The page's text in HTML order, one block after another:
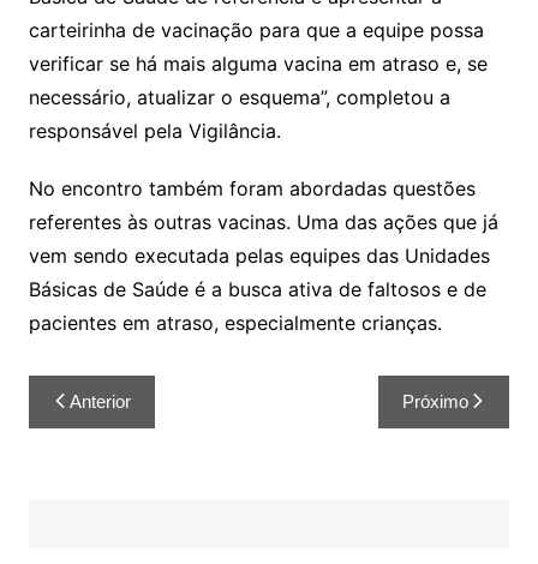
carteirinha de vacinação para que a equipe possa
verificar se há mais alguma vacina em atraso e, se
necessário, atualizar o esquema”, completou a
responsável pela Vigilância.
No encontro também foram abordadas questões
referentes às outras vacinas. Uma das ações que já
vem sendo executada pelas equipes das Unidades
Básicas de Saúde é a busca ativa de faltosos e de
pacientes em atraso, especialmente crianças.
Anterior Próximo